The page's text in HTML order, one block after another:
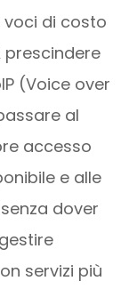
di costo
prescindere
(Voice over
al
accesso
e alle
dover
servizi più